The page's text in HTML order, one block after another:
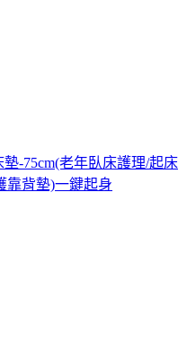
-75cm(老年臥床護理/起床
靠背墊)一鍵起身